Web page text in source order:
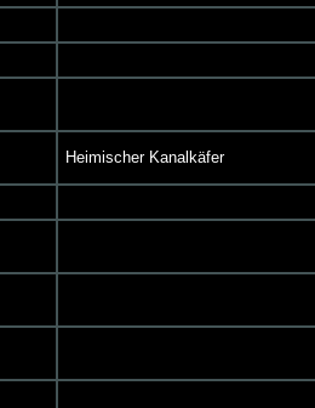
Heimischer Kanalkäfer